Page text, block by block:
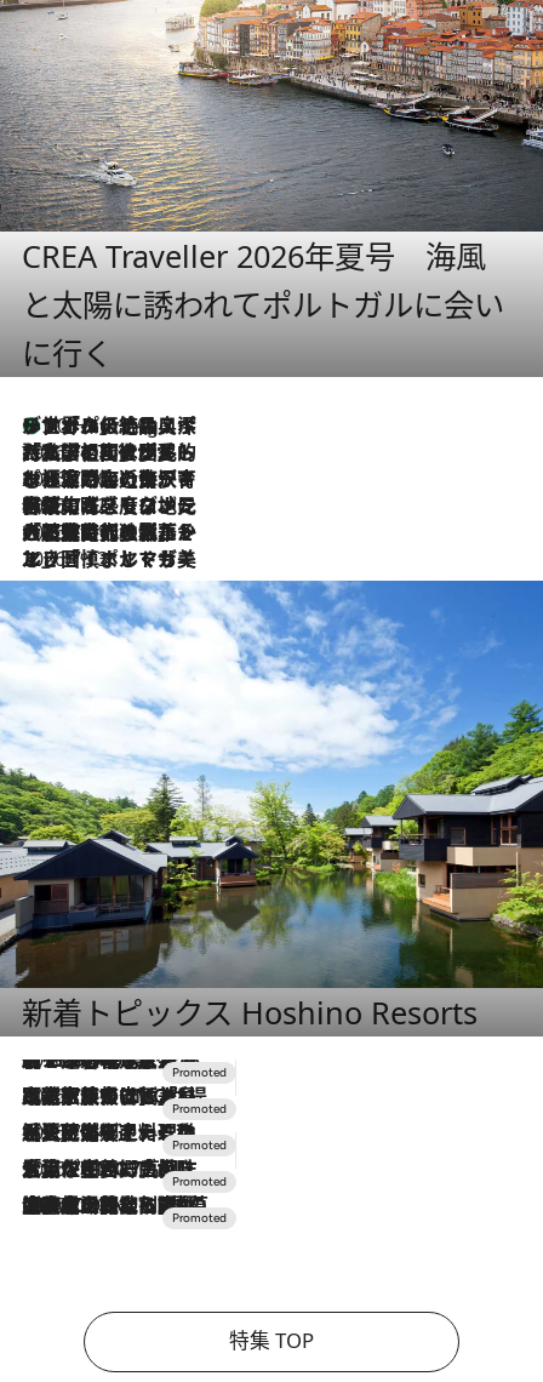
CREA Traveller 2026年夏号 海風
と太陽に誘われてポルトガルに会い
に行く
10 Hours Ago
リスボンの絶品スイーツ「パステル・デ・ナタ」とは？ポルトガル伝統の奥深い世界へ
2026.7.27
「私の祖国はポルトガル語です」国民的詩人フェルナンド・ペソアと、彼が愛した文学の街を歩く
2026.7.26
ポルトガル近海が育む極上の海の幸。キリリと冷えた白ワインと愉しむ、シーフード専門店の贅沢
2026.7.22
伝統の味をモダンに昇華。高感度な地元客が集う、リスボンの最旬ガストロノミー
2026.7.21
大航海時代の栄華から、震災、独裁、そして革命へ。ポルトガル・首都リスボンの石畳に刻まれた「歴史の光と影」
2026.7.13
エッセイ・ヤマザキマリ「慎ましくも美しき国 ポルトガル」
新着トピックス Hoshino Resorts
2026.8.7
【トンボの足水浴】ヒノキの香りに包まれて涼感マックス！約13℃の湧水かけ流しを避暑地「星野温泉 トンボの湯」で体験
2026.7.31
【ホテル帰省】という選択肢をOMOが提案。家族とほどよい距離を保つには「昼は実家、夜は気兼ねなくホテルで！」
2026.7.24
【夏限定ディナーコース】旬を迎える稚鮎や花ズッキーニなどをイタリア・トスカーナの郷土料理の手法で満喫！
2026.7.17
「土佐和ハーブかき氷」がOMO7高知に登場！生姜、山椒、大葉など目にも舌にも涼を呼ぶ郷土の味
2026.7.10
NEW OPEN！【界 草津】名湯の地に誕生。趣の異なる2種の温泉と上州ならではの会席・蕎麦割烹など美食を味わう究極の癒やし旅
特集 TOP